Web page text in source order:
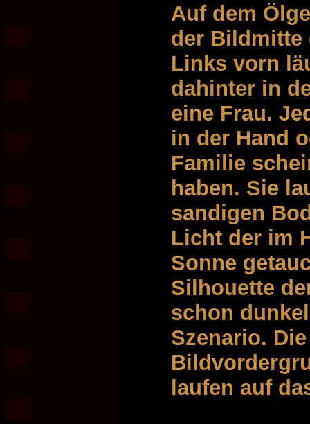
Auf dem
der Bildmitte
Links vorn
dahinter in
eine Frau.
in der Hand
Familie
haben. Sie
sandigen
Licht der im
Sonne
Silhouette
schon
Szenario.
laufen auf